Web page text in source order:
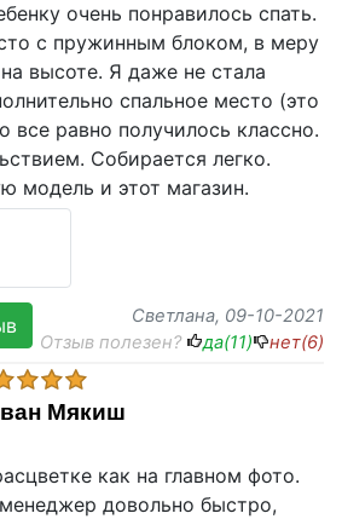
очень понравилось спать.
с пружинным блоком, в меру
высоте. Я даже не стала
спальное место (это
все равно получилось классно.
Собирается легко.
модель и этот магазин.
Светлана, 09-10-2021
Отзыв полезен?
да(11) нет(6)
Мякиш
как на главном фото.
довольно быстро,